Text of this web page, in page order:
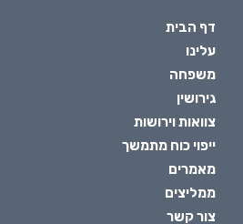
דף הבית
עלינו
משפחה
גירושין
צוואות וירושות
ייפוי כוח מתמשך
מאמרים
ממליצים
צור קשר